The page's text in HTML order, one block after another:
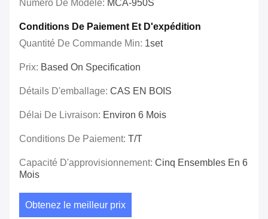
Numéro De Modèle: MCA-950S
Conditions De Paiement Et D'expédition
Quantité De Commande Min: 1set
Prix: Based On Specification
Détails D'emballage: CAS EN BOIS
Délai De Livraison: Environ 6 Mois
Conditions De Paiement: T/T
Capacité D'approvisionnement: Cinq Ensembles En 6
Mois
Obtenez le meilleur prix